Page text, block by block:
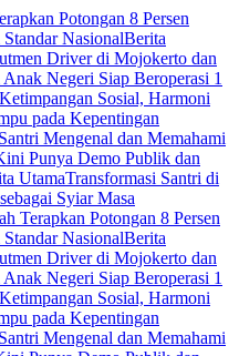
Potongan 8 Persen
NasionalBerita
Driver di Mojokerto dan
Negeri Siap Beroperasi 1
Sosial, Harmoni
pada Kepentingan
Mengenal dan Memahami
Punya Demo Publik dan
UtamaTransformasi Santri di
Syiar Masa
Terapkan Potongan 8 Persen
NasionalBerita
Driver di Mojokerto dan
Negeri Siap Beroperasi 1
Sosial, Harmoni
pada Kepentingan
Mengenal dan Memahami